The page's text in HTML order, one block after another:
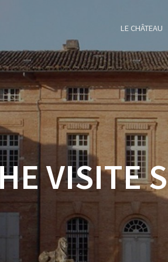
LE CHÂTEAU
VISITE